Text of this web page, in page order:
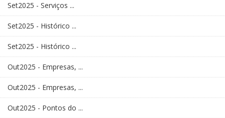
Set2025 - Serviços ...
Set2025 - Histórico ...
Set2025 - Histórico ...
Out2025 - Empresas, ...
Out2025 - Empresas, ...
Out2025 - Pontos do ...